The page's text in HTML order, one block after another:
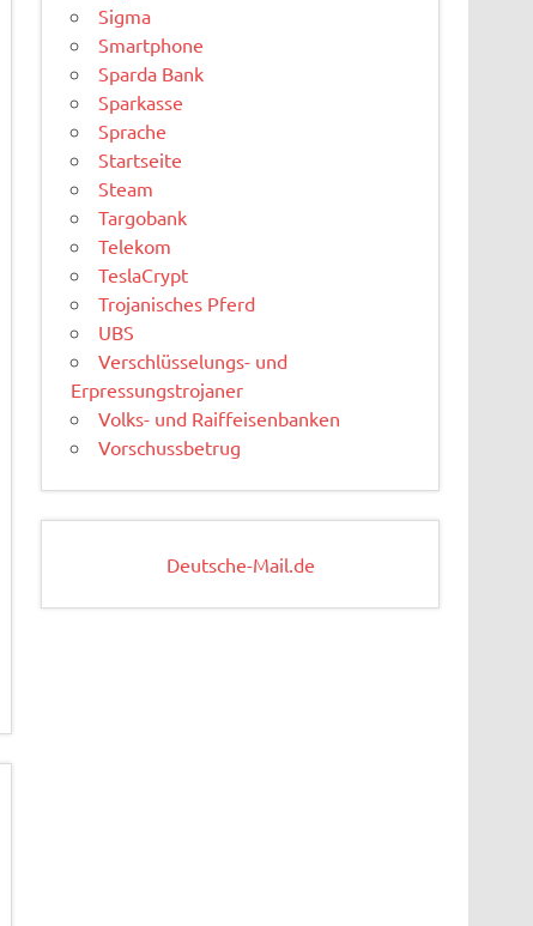
Sigma
Smartphone
Sparda Bank
Sparkasse
Sprache
Startseite
Steam
Targobank
Telekom
TeslaCrypt
Trojanisches Pferd
UBS
Verschlüsselungs- und
Erpressungstrojaner
Volks- und Raiffeisenbanken
Vorschussbetrug
Deutsche-Mail.de